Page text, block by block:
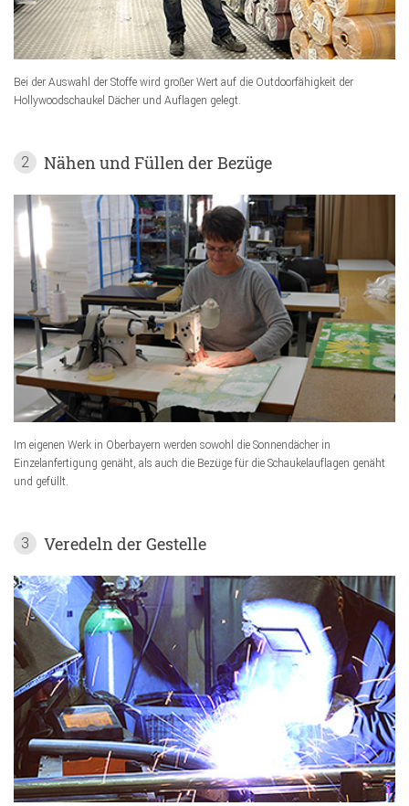
Bei der Auswahl der Stoffe wird großer Wert auf die Outdoorfähigkeit der
Hollywoodschaukel Dächer und Auflagen gelegt.
2 Nähen und Füllen der Bezüge
Im eigenen Werk in Oberbayern werden sowohl die Sonnendächer in
Einzelanfertigung genäht, als auch die Bezüge für die Schaukelauflagen genäht
und gefüllt.
3 Veredeln der Gestelle